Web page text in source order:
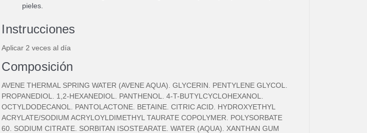
pieles.
Instrucciones
Aplicar 2 veces al día
Composición
AVENE THERMAL SPRING WATER (AVENE AQUA). GLYCERIN. PENTYLENE GLYCOL.
PROPANEDIOL. 1,2-HEXANEDIOL. PANTHENOL. 4-T-BUTYLCYCLOHEXANOL.
OCTYLDODECANOL. PANTOLACTONE. BETAINE. CITRIC ACID. HYDROXYETHYL
ACRYLATE/SODIUM ACRYLOYLDIMETHYL TAURATE COPOLYMER. POLYSORBATE
60. SODIUM CITRATE. SORBITAN ISOSTEARATE. WATER (AQUA). XANTHAN GUM